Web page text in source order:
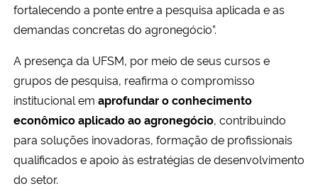
fortalecendo a ponte entre a pesquisa aplicada e as
demandas concretas do agronegócio”.
A presença da UFSM, por meio de seus cursos e
grupos de pesquisa, reafirma o compromisso
institucional em aprofundar o conhecimento
econômico aplicado ao agronegócio, contribuindo
para soluções inovadoras, formação de profissionais
qualificados e apoio às estratégias de desenvolvimento
do setor.